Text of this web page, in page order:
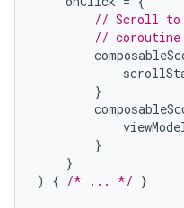
// Scroll to
// coroutine
}
}
}
)
{ /* ... */ }